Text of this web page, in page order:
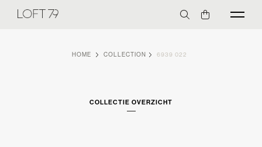
HOME COLLECTION 6939 022
COLLECTIE OVERZICHT